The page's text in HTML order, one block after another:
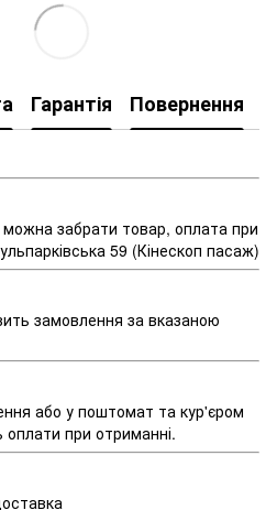
Гарантія Повернення
забрати товар, оплата при
59 (Кінескоп пасаж)
замовлення за вказаною
або у поштомат та кур'єром
при отриманні.